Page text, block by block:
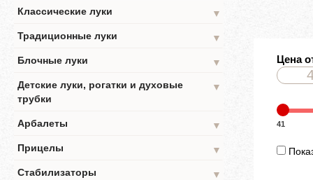
Классические луки
▼
Традиционные луки
▼
Блочные луки
▼
Детские луки, рогатки и духовые
трубки
▼
Арбалеты
▼
Прицелы
▼
Стабилизаторы
▼
Цена
41